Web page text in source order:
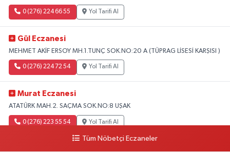
0 (276) 224 66 55 Yol Tarifi Al
Gül Eczanesi
MEHMET AKİF ERSOY MH.1.TUNÇ SOK.NO:20 A (TÜPRAG LİSESİ KARŞISI )
0 (276) 224 72 54 Yol Tarifi Al
Murat Eczanesi
ATATÜRK MAH.2. SAÇMA SOK.NO:8 UŞAK
0 (276) 223 55 54 Yol Tarifi Al
Tüm Nöbetçi Eczaneler